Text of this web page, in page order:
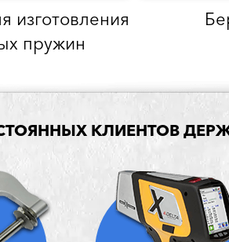
изготовления
пружин
КЛИЕНТОВ